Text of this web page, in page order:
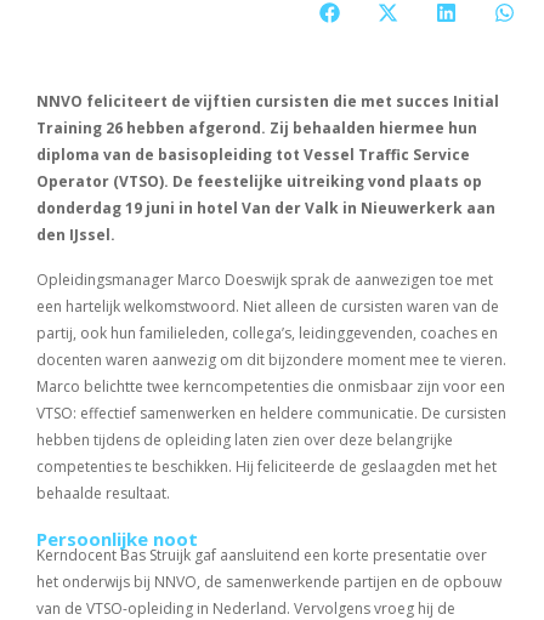
NNVO feliciteert de vijftien cursisten die met succes Initial
Training 26 hebben afgerond. Zij behaalden hiermee hun
diploma van de basisopleiding tot Vessel Traffic Service
Operator (VTSO). De feestelijke uitreiking vond plaats op
donderdag 19 juni in hotel Van der Valk in Nieuwerkerk aan
den IJssel.
Opleidingsmanager Marco Doeswijk sprak de aanwezigen toe met
een hartelijk welkomstwoord. Niet alleen de cursisten waren van de
partij, ook hun familieleden, collega’s, leidinggevenden, coaches en
docenten waren aanwezig om dit bijzondere moment mee te vieren.
Marco belichtte twee kerncompetenties die onmisbaar zijn voor een
VTSO: effectief samenwerken en heldere communicatie. De cursisten
hebben tijdens de opleiding laten zien over deze belangrijke
competenties te beschikken. Hij feliciteerde de geslaagden met het
behaalde resultaat.
Persoonlijke noot
Kerndocent Bas Struijk gaf aansluitend een korte presentatie over
het onderwijs bij NNVO, de samenwerkende partijen en de opbouw
van de VTSO-opleiding in Nederland. Vervolgens vroeg hij de